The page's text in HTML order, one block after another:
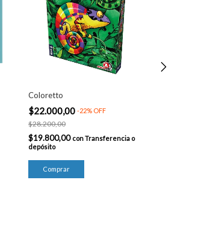
Coloretto
$22.000,00 -22% OFF
$28.200,00
$19.800,00 conTransferencia o
depósito